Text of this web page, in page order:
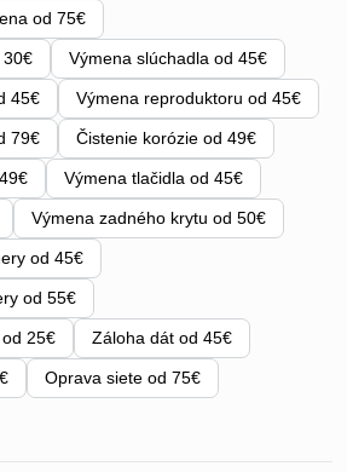
od 75€
30€ Výmena slúchadla od 45€
45€ Výmena reproduktoru od 45€
79€ Čistenie korózie od 49€
Výmena tlačidla od 45€
Výmena zadného krytu od 50€
od 45€
od 55€
25€ Záloha dát od 45€
Oprava siete od 75€